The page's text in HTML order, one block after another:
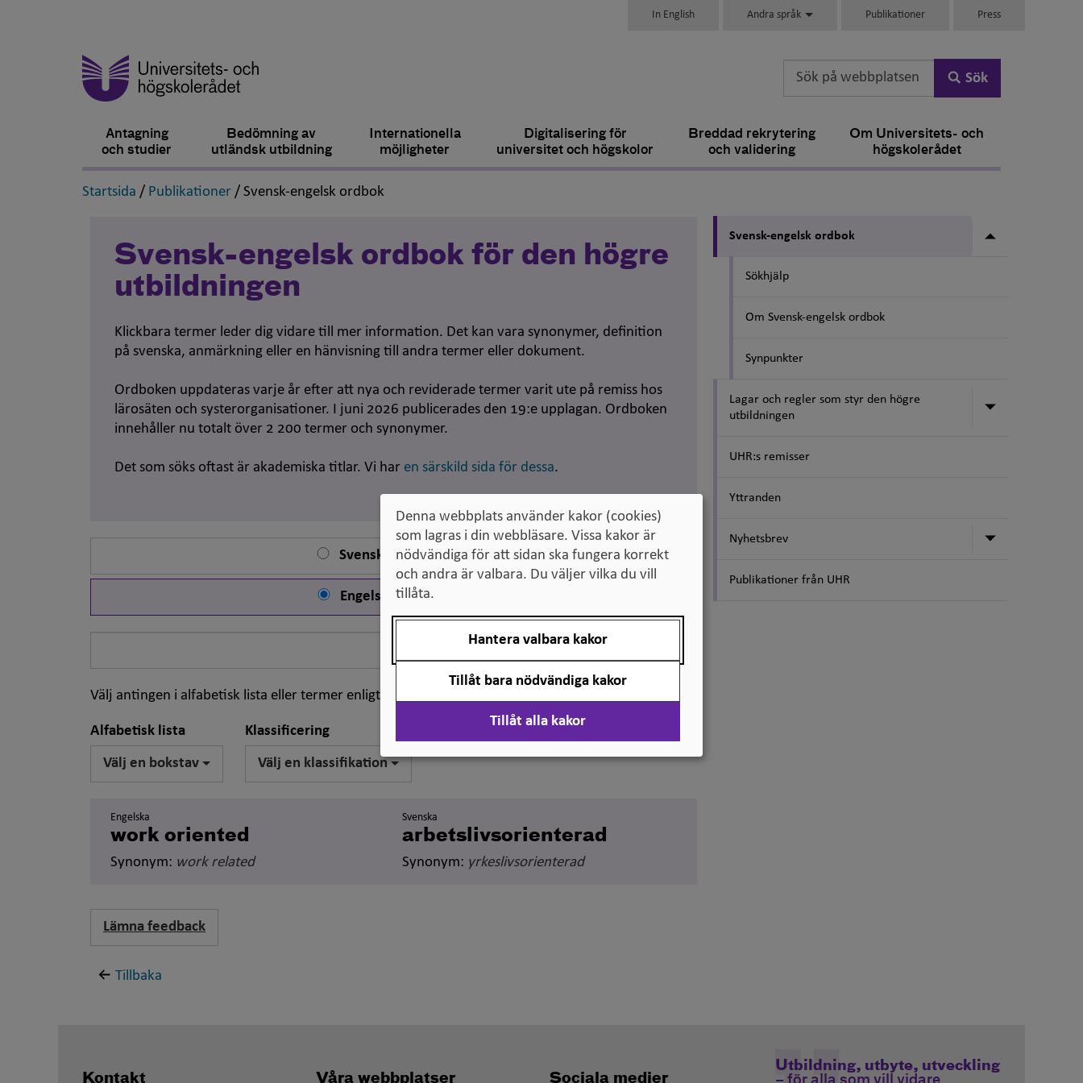
In English Andra språk Publikationer Press
Sök
Antagning
och studier
Bedömning av
utländsk utbildning
Internationella
möjligheter
Digitalisering för
universitet och högskolor
Breddad rekrytering
och validering
Om Universitets- och
högskolerådet
Startsida ,
/ Publikationer ,
/ Svensk-engelsk ordbok
Svensk-engelsk ordbok för den högre
utbildningen
Klickbara termer leder dig vidare till mer information. Det kan vara synonymer, definition
på svenska, anmärkning eller en hänvisning till andra termer eller dokument.
Ordboken uppdateras varje år efter att nya och reviderade termer varit ute på remiss hos
lärosäten och systerorganisationer. I juni 2026 publicerades den 19:e upplagan. Ordboken
innehåller nu totalt över 2 200 termer och synonymer.
Det som söks oftast är akademiska titlar. Vi har en särskild sida för dessa.
Svenska till engelska
Engelska till svenska
Välj antingen i alfabetisk lista eller termer enligt klassifikation
Alfabetisk lista
Välj en bokstav
Klassificering
Välj en klassifikation
Engelska
work oriented
Synonym: work related
Svenska
arbetslivsorienterad
Synonym: yrkeslivsorienterad
Lämna feedback
Tillbaka
Svensk-engelsk ordbok Undermeny
Sökhjälp
Om Svensk-engelsk ordbok
Synpunkter
Lagar och regler som styr den högre
utbildningen
Undermeny
UHR:s remisser
Yttranden
Nyhetsbrev Undermeny
Publikationer från UHR
Kontakt Våra webbplatser Sociala medier
Utbildning, utbyte, utveckling
Denna webbplats använder kakor (cookies)
som lagras i din webbläsare. Vissa kakor är
nödvändiga för att sidan ska fungera korrekt
och andra är valbara. Du väljer vilka du vill
tillåta.
Hantera valbara kakor
Tillåt bara nödvändiga kakor
Tillåt alla kakor